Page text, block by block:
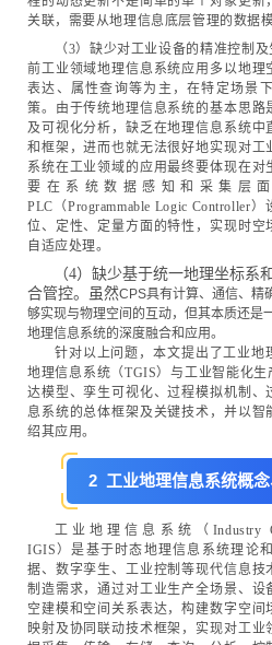
关联，需要从地理信息底层管理的数据
（3）缺少对工业设备的精准控制
前工业领域地理信息系统应用多以地理
表达、属性查询等为主，在特定场景
策。由于传统地理信息系统的基本思路
及可视化分析，缺乏在地理信息系统中
和框架，进而也就无法很好地实现对工
系统在工业领域的应用最终要体现在
要在系统数据感知和采集层
PLC（Programmable Logic Controller
位、定性、定量方面的特性，实现时空
自适应处理。
（4）缺少基于统一地理坐标系
合管控。虽然CPS具有计算、通信、精
够实现与物理空间的互动，但其本质还是
地理信息系统的深度融合和应用。
针对以上问题，本文提出了工业地
地理信息系统（TGIS）与工业智能化
达模型、孪生可视化、过程模拟机制、
息系统的总体框架及关键技术，并以智
绍其应用。
2 工业地理信息系统概
工业地理信息系统（Industry
IGIS）是基于时态地理信息系统理论
据、数字孪生、工业控制等现代信息技
制造需求，通过对工业生产全场景、设
空建模和空间关系表达，构建数字空间
映射及协同联动技术框架，实现对工